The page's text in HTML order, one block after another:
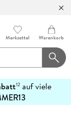
Merkzettel Warenkorb
12 auf viele